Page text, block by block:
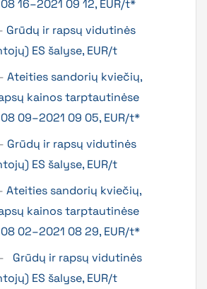
16–2021 09 12, EUR/t*
Grūdų ir rapsų vidutinės
ES šalyse, EUR/t
Ateities sandorių kviečių,
kainos tarptautinėse
09–2021 09 05, EUR/t*
Grūdų ir rapsų vidutinės
ES šalyse, EUR/t
Ateities sandorių kviečių,
kainos tarptautinėse
02–2021 08 29, EUR/t*
Grūdų ir rapsų vidutinės
ES šalyse, EUR/t